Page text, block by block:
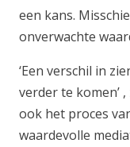
een kans.
onverwachte
‘Een verschil in
verder te komen’
ook het proces
waardevolle